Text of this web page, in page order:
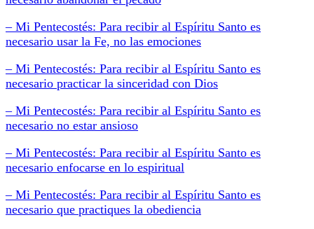
– Mi Pentecostés: Para recibir al Espíritu Santo es
necesario usar la Fe, no las emociones
– Mi Pentecostés: Para recibir al Espíritu Santo es
necesario practicar la sinceridad con Dios
– Mi Pentecostés: Para recibir al Espíritu Santo es
necesario no estar ansioso
– Mi Pentecostés: Para recibir al Espíritu Santo es
necesario enfocarse en lo espiritual
– Mi Pentecostés: Para recibir al Espíritu Santo es
necesario que practiques la obediencia